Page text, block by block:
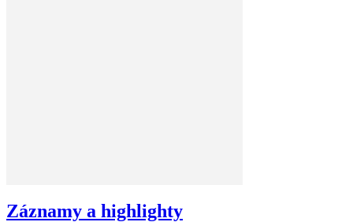
Záznamy a highlighty